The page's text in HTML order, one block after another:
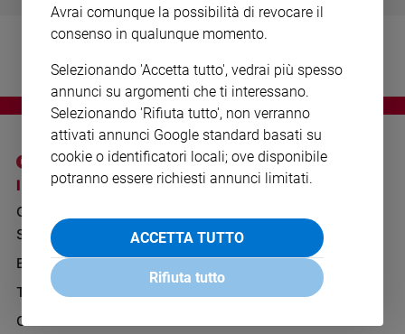
Ambiente
Volontariato
Diritti
Aziende
valore
Caso
settimana
Migranti
Diversità
e
Costume
I SITI SAN PAOLO
GRUPPO EDITORIALE
SAN PAOLO
BENESSERE
TELENOVA
GAZZETTA D'ALBA
NOTE LEGALI
INFORMATIVA
WHISTLEBLOWING
SOCIAL
Avrai comunque la possibilità di revocare il
consenso in qualunque momento.
Selezionando 'Accetta tutto', vedrai più spesso
annunci su argomenti che ti interessano.
Selezionando 'Rifiuta tutto', non verranno
attivati annunci Google standard basati su
cookie o identificatori locali; ove disponibile
potranno essere richiesti annunci limitati.
ACCETTA TUTTO
Rifiuta tutto